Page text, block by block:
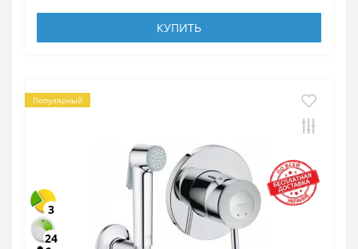
КУПИТЬ
Популярный
3
24